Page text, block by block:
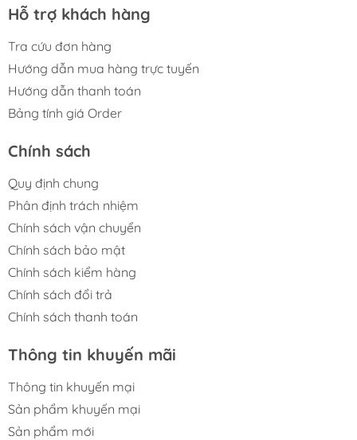
Hỗ trợ khách hàng
Tra cứu đơn hàng
Hướng dẫn mua hàng trực tuyến
Hướng dẫn thanh toán
Bảng tính giá Order
Chính sách
Quy định chung
Phân định trách nhiệm
Chính sách vận chuyển
Chính sách bảo mật
Chính sách kiểm hàng
Chính sách đổi trả
Chính sách thanh toán
Thông tin khuyến mãi
Thông tin khuyến mại
Sản phẩm khuyến mại
Sản phẩm mới